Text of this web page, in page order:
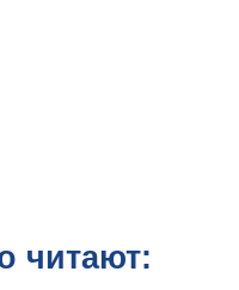
читают: